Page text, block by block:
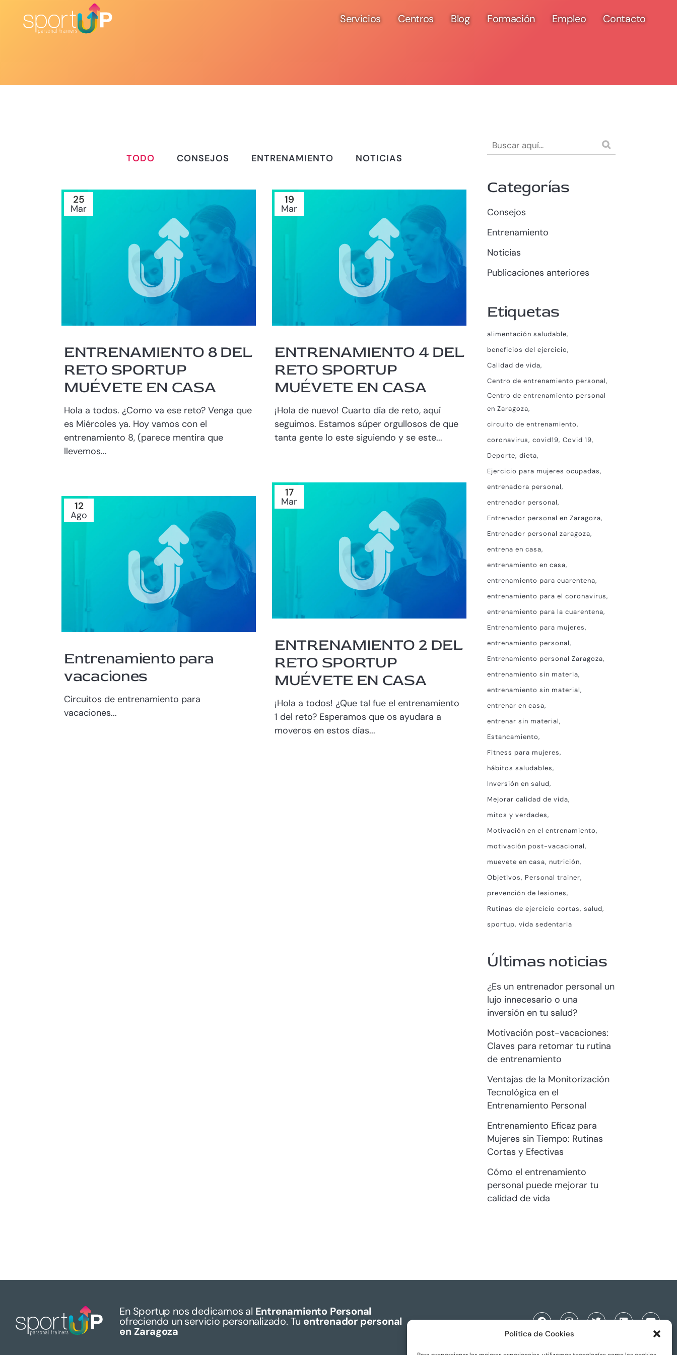
Política de Cookies
Servicios Centros Blog Formación Empleo Contacto
TODO CONSEJOS ENTRENAMIENTO NOTICIAS
25
Mar
ENTRENAMIENTO 8 DEL
RETO SPORTUP
MUÉVETE EN CASA
Hola a todos. ¿Como va ese reto? Venga que
es Miércoles ya. Hoy vamos con el
entrenamiento 8, (parece mentira que
llevemos...
19
Mar
ENTRENAMIENTO 4 DEL
RETO SPORTUP
MUÉVETE EN CASA
¡Hola de nuevo! Cuarto día de reto, aquí
seguimos. Estamos súper orgullosos de que
tanta gente lo este siguiendo y se este...
17
Mar
ENTRENAMIENTO 2 DEL
RETO SPORTUP
MUÉVETE EN CASA
¡Hola a todos! ¿Que tal fue el entrenamiento
1 del reto? Esperamos que os ayudara a
moveros en estos días...
12
Ago
Entrenamiento para
vacaciones
Circuitos de entrenamiento para
vacaciones...
Categorías
Consejos
Entrenamiento
Noticias
Publicaciones anteriores
Etiquetas
alimentación saludable
beneficios del ejercicio
Calidad de vida
Centro de entrenamiento personal
Centro de entrenamiento personal
en Zaragoza
circuito de entrenamiento
coronavirus covid19 Covid 19
Deporte dieta
Ejercicio para mujeres ocupadas
entrenadora personal
entrenador personal
Entrenador personal en Zaragoza
Entrenador personal zaragoza
entrena en casa
entrenamiento en casa
entrenamiento para cuarentena
entrenamiento para el coronavirus
entrenamiento para la cuarentena
Entrenamiento para mujeres
entrenamiento personal
Entrenamiento personal Zaragoza
entrenamiento sin materia
entrenamiento sin material
entrenar en casa
entrenar sin material
Estancamiento
Fitness para mujeres
hábitos saludables
Inversión en salud
Mejorar calidad de vida
mitos y verdades
Motivación en el entrenamiento
motivación post-vacacional
muevete en casa nutrición
Objetivos
Personal trainer
prevención de lesiones
Rutinas de ejercicio cortas salud
sportup vida sedentaria
Últimas noticias
¿Es un entrenador personal un
lujo innecesario o una
inversión en tu salud?
Motivación post-vacaciones:
Claves para retomar tu rutina
de entrenamiento
Ventajas de la Monitorización
Tecnológica en el
Entrenamiento Personal
Entrenamiento Eficaz para
Mujeres sin Tiempo: Rutinas
Cortas y Efectivas
Cómo el entrenamiento
personal puede mejorar tu
calidad de vida
En Sportup nos dedicamos al Entrenamiento Personal
ofreciendo un servicio personalizado. Tu entrenador personal
en Zaragoza